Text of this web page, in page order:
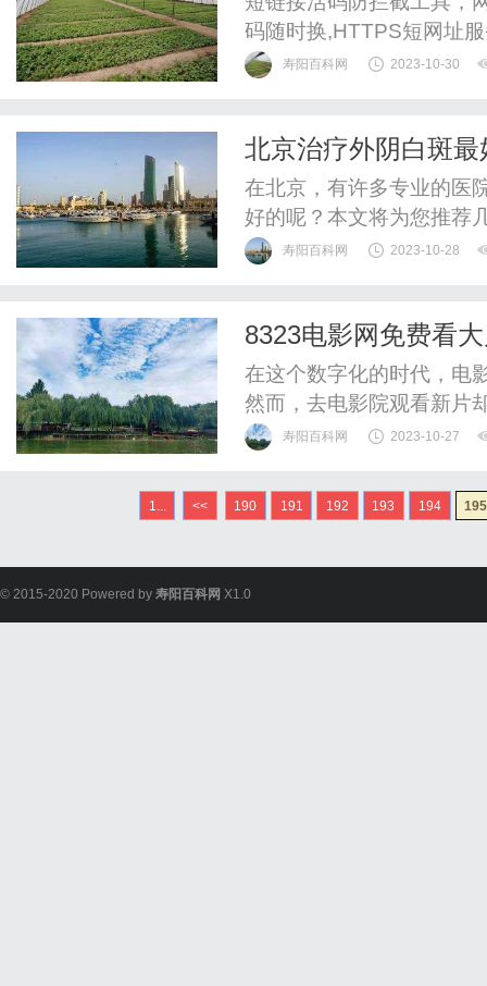
址_短网址API接口_
的免费短链接
码随时换,HTTPS短网址
全的特点,支持批量缩短
寿阳百科网 2023-10-30
北京治疗外阴白斑最
在北京，有许多专业的医
好的呢？本文将为您推荐
院。首先，北京协和医院
显著的疗效。其次，北京
寿阳百科网 2023-10-28
8323电影网免费看
在这个数字化的时代，电
然而，去电影院观看新片
而却步。但是，现在有了
电影资源，为用户提供免
科幻片还是悬疑片，这里
寿阳百科网 2023-10-27
1... << 190 191 192 193 194 195
© 2015-2020 Powered by 寿阳百科网 X1.0